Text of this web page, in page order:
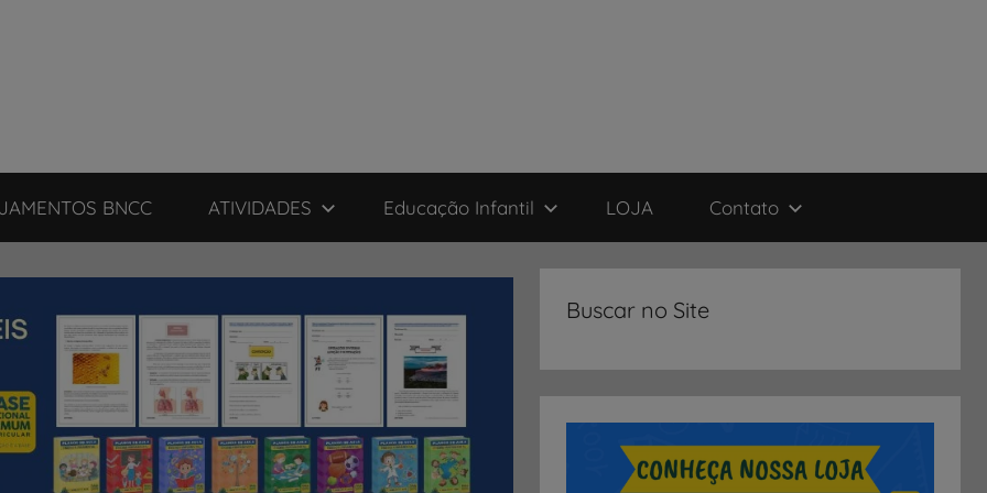
BNCC ATIVIDADES Educação Infantil LOJA Contato
Buscar no Site